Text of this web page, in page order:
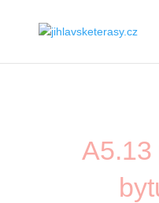
A5.13